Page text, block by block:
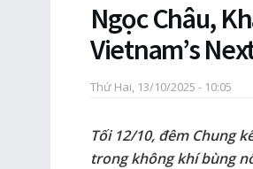
Ngọc Châu,
Vietnam’s
Thứ Hai, 13/10/2025 - 10:05
Tối 12/10, đêm Chung
trong không khí bùng